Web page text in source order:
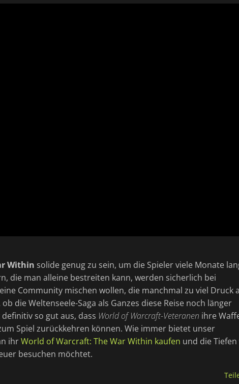
Within solide genug zu sein, um die Spieler viele Monate
die man alleine bestreiten kann, werden sicherlich bei
Community mischen wollen, die manchmal zu viel Druck
die Weltenseele-Saga als Ganzes diese Reise noch länger
so gut aus, dass World of Warcraft-Veteranen ihre
Spiel zurückkehren können. Wie immer bietet unser
ihrWorld of Warcraft: The War Within kaufen und die Tiefen
besuchen möchtet.